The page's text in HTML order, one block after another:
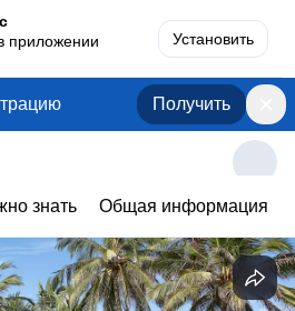
приложении
Установить
Получить
знать Общая информация